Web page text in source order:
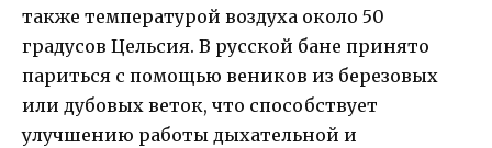
также температурой воздуха около 50
градусов Цельсия. В русской бане принято
париться с помощью веников из березовых
или дубовых веток, что способствует
улучшению работы дыхательной и